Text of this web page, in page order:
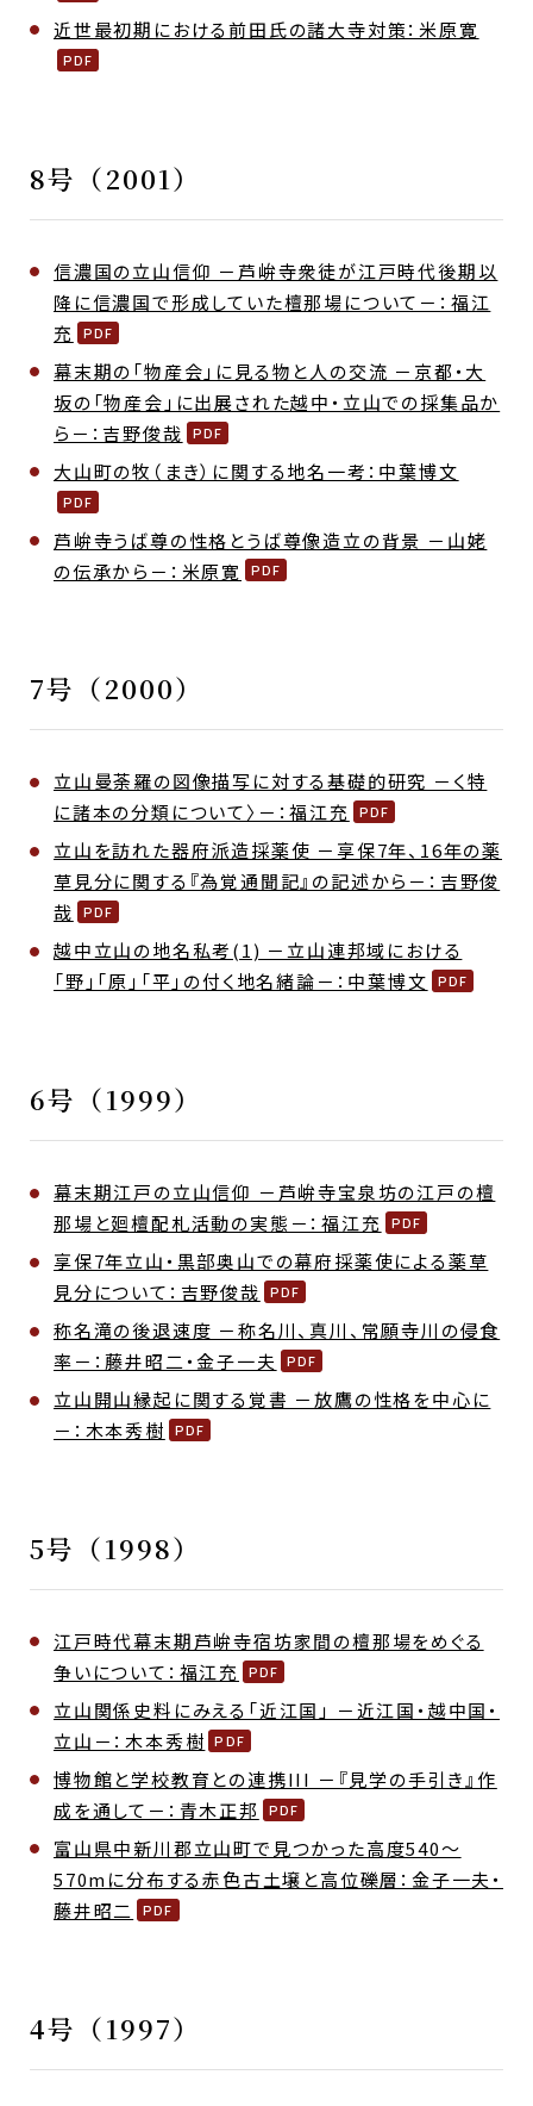
近世最初期における前田氏の諸大寺対策：米原寛
8号（2001）
信濃国の立山信仰 －芦峅寺衆徒が江戸時代後期以
降に信濃国で形成していた檀那場について－：福江
充
幕末期の「物産会」に見る物と人の交流 －京都・大
坂の「物産会」に出展された越中・立山での採集品か
ら－：吉野俊哉
大山町の牧（まき）に関する地名一考：中葉博文
芦峅寺うば尊の性格とうば尊像造立の背景 －山姥
の伝承から－：米原寛
7号（2000）
立山曼荼羅の図像描写に対する基礎的研究 －く特
に諸本の分類について〉－：福江充
立山を訪れた器府派造採薬使 －享保7年、16年の薬
草見分に関する『為覚通聞記』の記述から－：吉野俊
哉
越中立山の地名私考(1) －立山連邦域における
「野」「原」「平」の付く地名緒論－：中葉博文
6号（1999）
幕末期江戸の立山信仰 －芦峅寺宝泉坊の江戸の檀
那場と廻檀配札活動の実態－：福江充
享保7年立山・黒部奥山での幕府採薬使による薬草
見分について：吉野俊哉
称名滝の後退速度 －称名川、真川、常願寺川の侵食
率－：藤井昭二・金子一夫
立山開山縁起に関する覚書 －放鷹の性格を中心に
－：木本秀樹
5号（1998）
江戸時代幕末期芦峅寺宿坊家間の檀那場をめぐる
争いについて：福江充
立山関係史料にみえる「近江国」 －近江国・越中国・
立山－：木本秀樹
博物館と学校教育との連携III －『見学の手引き』作
成を通して－：青木正邦
富山県中新川郡立山町で見つかった高度540～
570mに分布する赤色古土壌と高位礫層：金子一夫・
藤井昭二
4号（1997）